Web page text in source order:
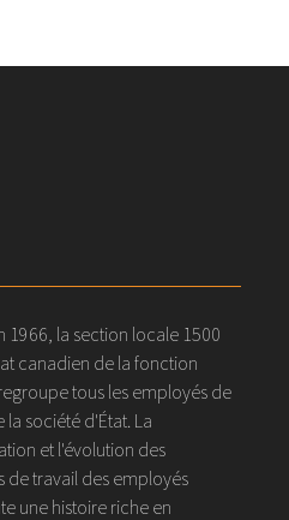
1966, la section locale 1500
canadien de la fonction
tous les employés de
la société d'État. La
et l'évolution des
de travail des employés
une histoire riche en